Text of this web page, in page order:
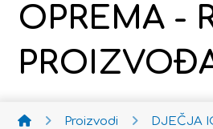
OPREMA -
Proizvodi DJEČJA